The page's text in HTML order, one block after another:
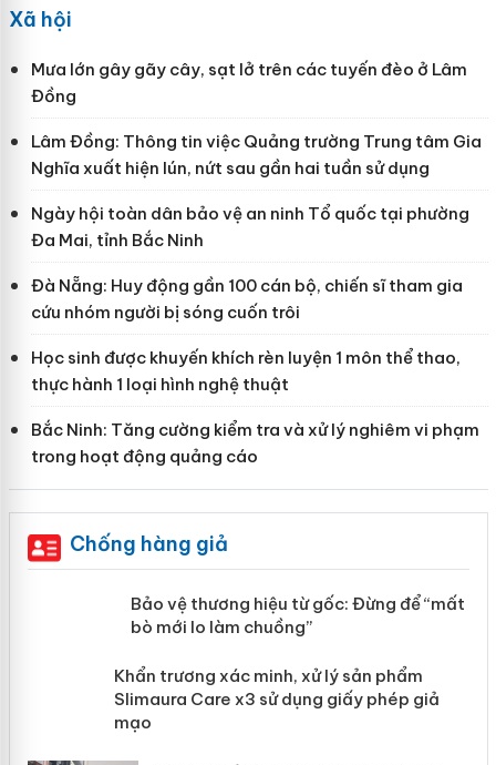
Xã hội
Mưa lớn gây gãy cây, sạt lở trên các tuyến đèo ở Lâm
Đồng
Lâm Đồng: Thông tin việc Quảng trường Trung tâm Gia
Nghĩa xuất hiện lún, nứt sau gần hai tuần sử dụng
Ngày hội toàn dân bảo vệ an ninh Tổ quốc tại phường
Đa Mai, tỉnh Bắc Ninh
Đà Nẵng: Huy động gần 100 cán bộ, chiến sĩ tham gia
cứu nhóm người bị sóng cuốn trôi
Học sinh được khuyến khích rèn luyện 1 môn thể thao,
thực hành 1 loại hình nghệ thuật
Bắc Ninh: Tăng cường kiểm tra và xử lý nghiêm vi phạm
trong hoạt động quảng cáo
Chống hàng giả
Bảo vệ thương hiệu từ gốc: Đừng để
“mất bò mới lo làm chuồng”